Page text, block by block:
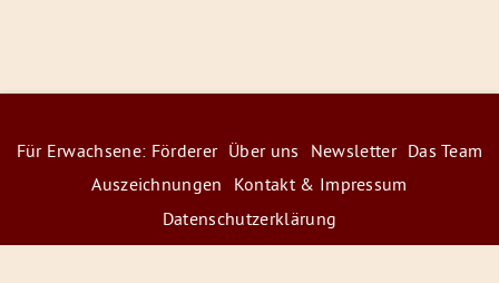
Für Erwachsene: Förderer Über uns Newsletter Das Team
Auszeichnungen
Kontakt & Impressum
Datenschutzerklärung